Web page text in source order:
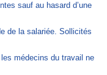
sauf au hasard d’une
de la salariée. Sollicités
médecins du travail ne